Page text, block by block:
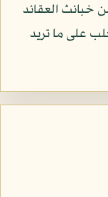
خبائث العقائد
على ما تريد